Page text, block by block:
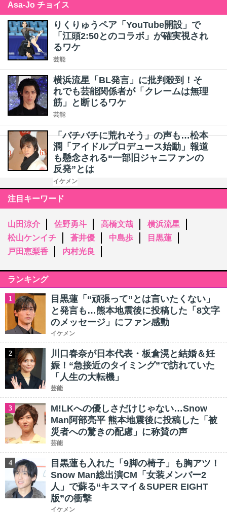
Asa-Jo チョイス
りくりゅうペア「YouTube開設」で
「江頭2:50とのコラボ」が確実視され
るワケ
芸能
横浜流星「BL発言」に批判殺到！そ
れでも芸能関係者が「クレームは無理
筋」と断じるワケ
芸能
「バチバチに荒れそう」の声も…松本
潤「アイドルプロデュース始動」報道
も懸念される“一部旧ジャニファンの
反発”とは
イケメン
注目キーワード
山田涼介 佐野勇斗 高橋文哉
横浜流星
松山ケンイチ
蒼井優 中島歩
目黒蓮
戸田恵梨香
内村光良
ランキング
1
目黒蓮「“頑張って”とは言いたくない」
と発言も…熊本地震後に投稿した「8文字
のメッセージ」にファン感動
イケメン
2
川口春奈が日本代表・板倉滉と結婚＆妊
娠！“急接近のタイミング”で訪れていた
「人生の大転機」
芸能
3
M!LKへの優しさだけじゃない…Snow
Man阿部亮平 熊本地震後に投稿した「被
災者への驚きの配慮」に称賛の声
芸能
4
目黒蓮も入れた「9脚の椅子」も胸アツ！
Snow Man総出演CM「女装メンバー2
人」で蘇る“キスマイ＆SUPER EIGHT
版”の衝撃
イケメン